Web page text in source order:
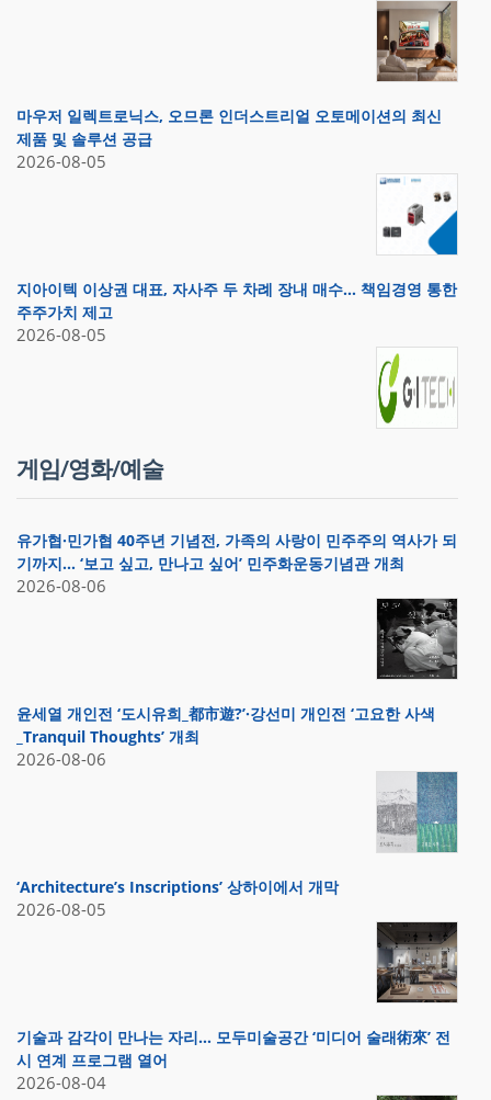
마우저 일렉트로닉스, 오므론 인더스트리얼 오토메이션의 최신
제품 및 솔루션 공급
2026-08-05
지아이텍 이상권 대표, 자사주 두 차례 장내 매수… 책임경영 통한
주주가치 제고
2026-08-05
게임/영화/예술
유가협·민가협 40주년 기념전, 가족의 사랑이 민주주의 역사가 되
기까지… ‘보고 싶고, 만나고 싶어’ 민주화운동기념관 개최
2026-08-06
윤세열 개인전 ‘도시유희_都市遊?’·강선미 개인전 ‘고요한 사색
_Tranquil Thoughts’ 개최
2026-08-06
‘Architecture’s Inscriptions’ 상하이에서 개막
2026-08-05
기술과 감각이 만나는 자리… 모두미술공간 ‘미디어 술래術來’ 전
시 연계 프로그램 열어
2026-08-04